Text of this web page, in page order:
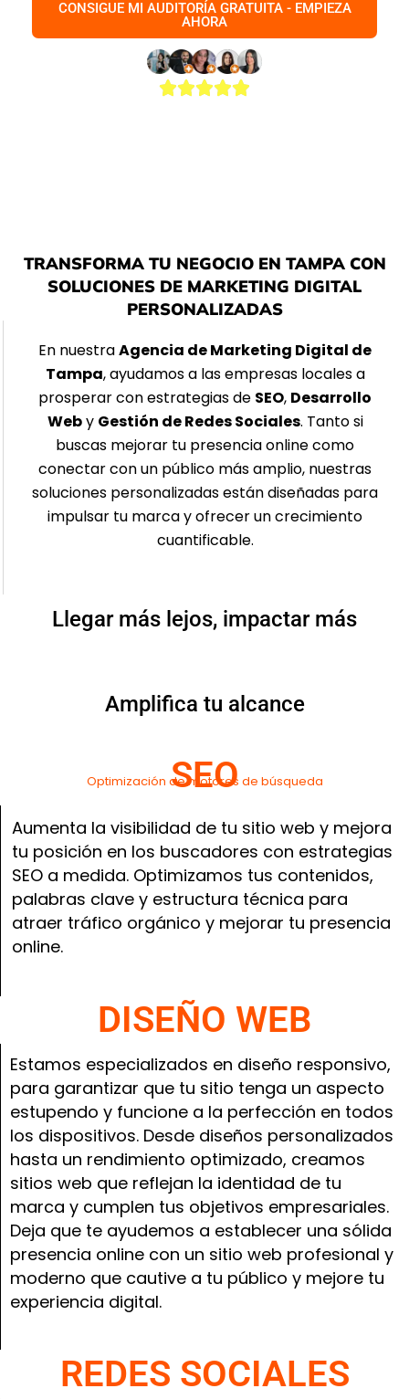
CONSIGUE MI AUDITORÍA GRATUITA - EMPIEZA
AHORA
TRANSFORMA TU NEGOCIO EN TAMPA CON
SOLUCIONES DE MARKETING DIGITAL
PERSONALIZADAS
En nuestraAgencia de Marketing Digital de
Tampa, ayudamos a las empresas locales a
prosperar con estrategias de SEO, Desarrollo
Weby Gestión de Redes Sociales. Tanto si
buscas mejorar tu presencia online como
conectar con un público más amplio, nuestras
soluciones personalizadas están diseñadas para
impulsar tu marca y ofrecer un crecimiento
cuantificable.
Llegar más lejos, impactar más
Amplifica tu alcance
SEO
Optimización de motores de búsqueda
Aumenta la visibilidad de tu sitio web y mejora
tu posición en los buscadores con estrategias
SEO a medida. Optimizamos tus contenidos,
palabras clave y estructura técnica para
atraer tráfico orgánico y mejorar tu presencia
online.
DISEÑO WEB
Estamos especializados en diseño responsivo,
para garantizar que tu sitio tenga un aspecto
estupendo y funcione a la perfección en todos
los dispositivos. Desde diseños personalizados
hasta un rendimiento optimizado, creamos
sitios web que reflejan la identidad de tu
marca y cumplen tus objetivos empresariales.
Deja que te ayudemos a establecer una sólida
presencia online con un sitio web profesional y
moderno que cautive a tu público y mejore tu
experiencia digital.
REDES SOCIALES